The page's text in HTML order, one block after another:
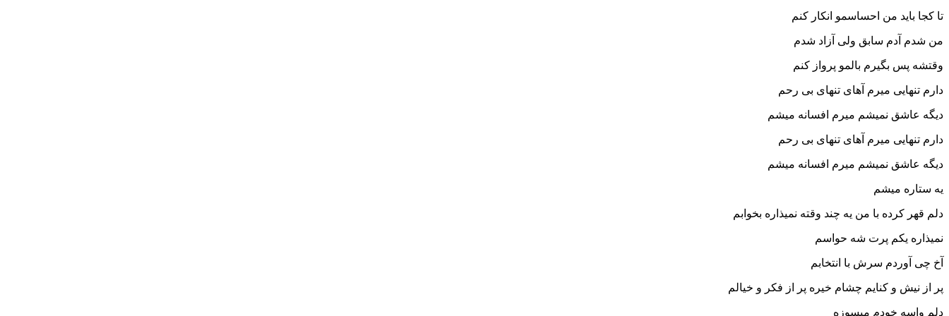
تا کجا باید من احساسمو انکار کنم
من شدم آدم سابق ولی آزاد شدم
وقتشه پس بگیرم بالمو پرواز کنم
دارم تنهایی میرم آهای تنهای بی رحم
دیگه عاشق نمیشم میرم افسانه میشم
دارم تنهایی میرم آهای تنهای بی رحم
دیگه عاشق نمیشم میرم افسانه میشم
یه ستاره میشم
دلم قهر کرده با من یه چند وقته نمیذاره بخوابم
نمیذاره یکم پرت شه حواسم
آخ چی آوردم سرش با انتخابم
پر از نیش و کنایم چشام خیره پر از فکر و خیالم
دلم واسه خودم میسوزه